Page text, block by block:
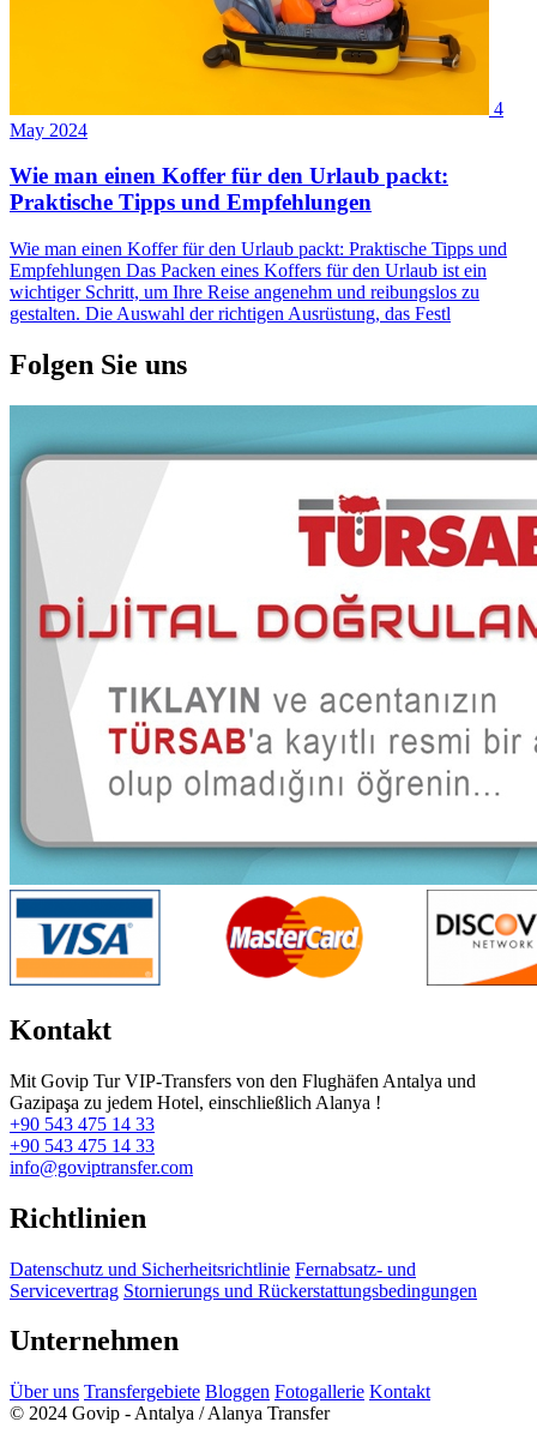
4
May 2024
Wie man einen Koffer für den Urlaub packt:
Praktische Tipps und Empfehlungen
Wie man einen Koffer für den Urlaub packt: Praktische Tipps und
Empfehlungen Das Packen eines Koffers für den Urlaub ist ein
wichtiger Schritt, um Ihre Reise angenehm und reibungslos zu
gestalten. Die Auswahl der richtigen Ausrüstung, das Festl
Folgen Sie uns
Kontakt
Mit Govip Tur VIP-Transfers von den Flughäfen Antalya und
Gazipaşa zu jedem Hotel, einschließlich Alanya !
+90 543 475 14 33
+90 543 475 14 33
info@goviptransfer.com
Richtlinien
Datenschutz und Sicherheitsrichtlinie Fernabsatz- und
Servicevertrag Stornierungs und Rückerstattungsbedingungen
Unternehmen
Über uns Transfergebiete Bloggen Fotogallerie Kontakt
© 2024 Govip - Antalya / Alanya Transfer